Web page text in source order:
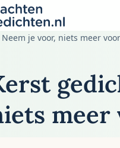
— naar de
Neem je voor, niets meer
meer